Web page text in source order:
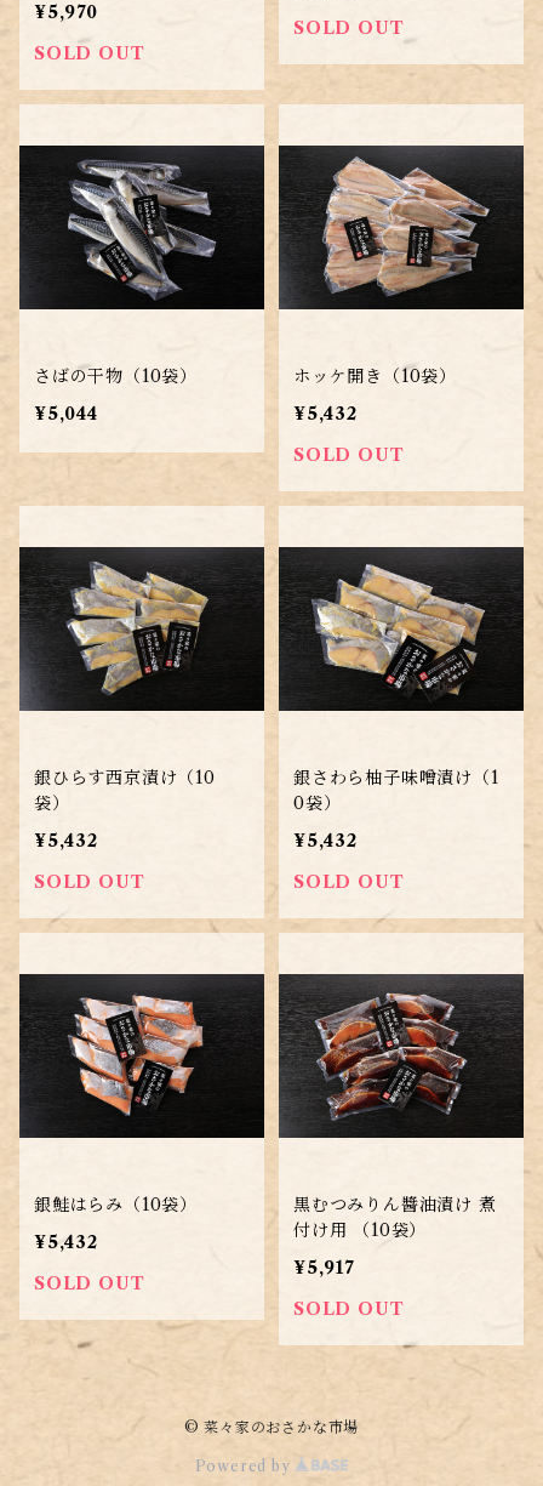
¥5,970
SOLD OUT
SOLD OUT
さばの干物（10袋）
¥5,044
ホッケ開き（10袋）
¥5,432
SOLD OUT
銀ひらす西京漬け（10
袋）
¥5,432
SOLD OUT
銀さわら柚子味噌漬け（1
0袋）
¥5,432
SOLD OUT
銀鮭はらみ（10袋）
¥5,432
SOLD OUT
黒むつみりん醬油漬け 煮
付け用 （10袋）
¥5,917
SOLD OUT
© 菜々家のおさかな市場
Powered by